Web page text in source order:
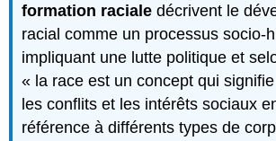
formation raciale décrivent le
racial comme un processus socio-
impliquant une lutte politique et
« la race est un concept qui
les conflits et les intérêts sociaux
référence à différents types de